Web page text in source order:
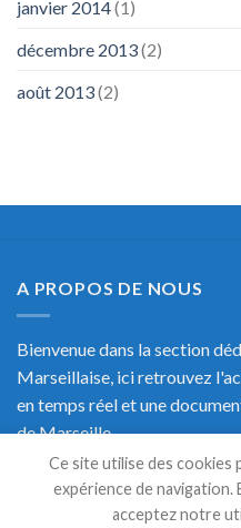
janvier 2014(1)
décembre 2013(2)
août 2013(2)
A PROPOS DE NOUS
Bienvenue dans la section
Marseillaise, ici retrouvez
en temps réel et une
de Marseille.
Ce site utilise des
expérience de navigation.
acceptez notre